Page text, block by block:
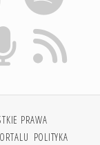
PRAWA
POLITYKA